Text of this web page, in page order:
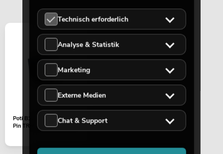
OMNITRONIC Set
Poti B103 2x10KOhm 6-
Pin TRM-202MK3 (ALPS)
Technisch erforderlich
Analyse & Statistik
Marketing
Externe Medien
Chat & Support